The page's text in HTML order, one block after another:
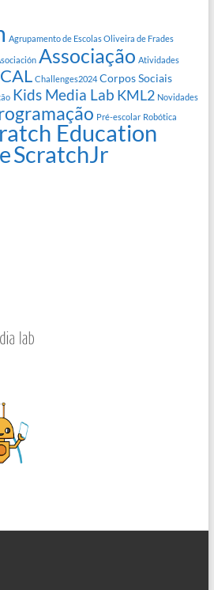
Agrupamento de Escolas Oliveira de Frades
Associação Atividades
CAL Challenges2024 Corpos Sociais
Kids Media Lab KML2 Novidades
Pré-escolar Robótica
Education
ScratchJr